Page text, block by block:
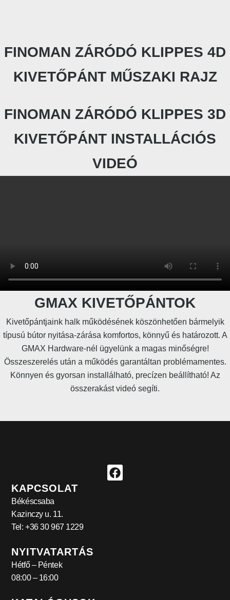
FINOMAN ZÁRÓDÓ KLIPPES 4D
KIVETŐPÁNT MŰSZAKI RAJZ
FINOMAN ZÁRÓDÓ KLIPPES 3D
KIVETŐPÁNT INSTALLÁCIÓS
VIDEÓ
GMAX KIVETŐPÁNTOK
Kivetőpántjaink halk működésének köszönhetően bármelyik
típusú bútor nyitása-zárása komfortos, könnyű és határozott. A
GMAX Hardware-nél ügyelünk a magas minőségre!
Összeszerelés után a működés garantáltan problémamentes.
Könnyen és gyorsan installálható, precízen beállítható! Az
összerakást videó segíti.
KAPCSOLAT
Békéscsaba
Kazinczy u. 11.
Tel: +36 30 967 1229
NYITVATARTÁS
Hétfő – Péntek
08:00 – 16:00